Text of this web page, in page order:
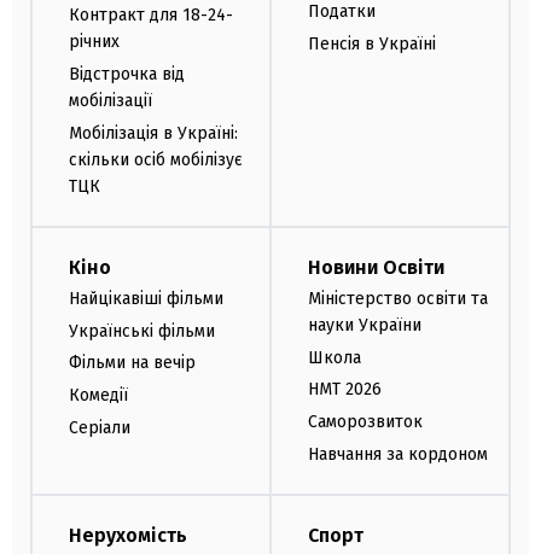
Контракт для 18-24-
річних
Відстрочка від
мобілізації
Мобілізація в Україні:
скільки осіб мобілізує
ТЦК
Податки
Пенсія в Україні
Кіно
Найцікавіші фільми
Українські фільми
Фільми на вечір
Комедії
Серіали
Новини Освіти
Міністерство освіти та
науки України
Школа
НМТ 2026
Саморозвиток
Навчання за кордоном
Нерухомість Спорт